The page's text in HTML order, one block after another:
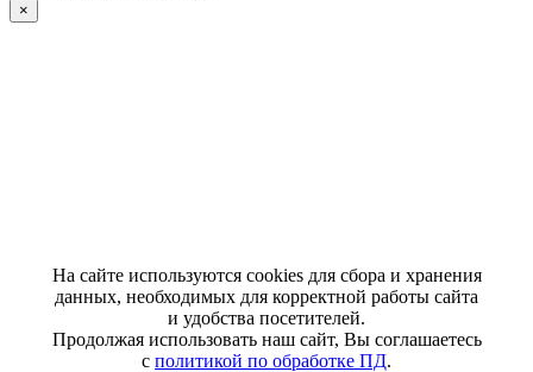
×
На сайте используются cookies для сбора и хранения
данных, необходимых для корректной работы сайта
и удобства посетителей.
Продолжая использовать наш сайт, Вы соглашаетесь
с политикой по обработке ПД.